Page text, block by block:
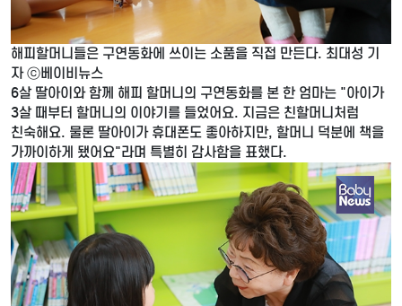
해피할머니들은 구연동화에 쓰이는 소품을 직접 만든다. 최대성 기
자 ⓒ베이비뉴스
6살 딸아이와 함께 해피 할머니의 구연동화를 본 한 엄마는 "아이가
3살 때부터 할머니의 이야기를 들었어요. 지금은 친할머니처럼
친숙해요. 물론 딸아이가 휴대폰도 좋아하지만, 할머니 덕분에 책을
가까이하게 됐어요"라며 특별히 감사함을 표했다.